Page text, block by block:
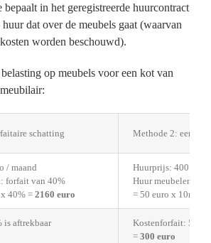
bepaalt in het geregistreerde huurcontract
dat over de meubels gaat (waarvan
worden beschouwd).
op meubels voor een kot van
schatting Methode 2: een
/ maand
forfait van 40%
40% =2160 euro
Huurprijs: 400 euro
Huur meubelen: 50
= 50 euro x 10m =
is aftrekbaar
Kostenforfait: 50%
= 300 euro